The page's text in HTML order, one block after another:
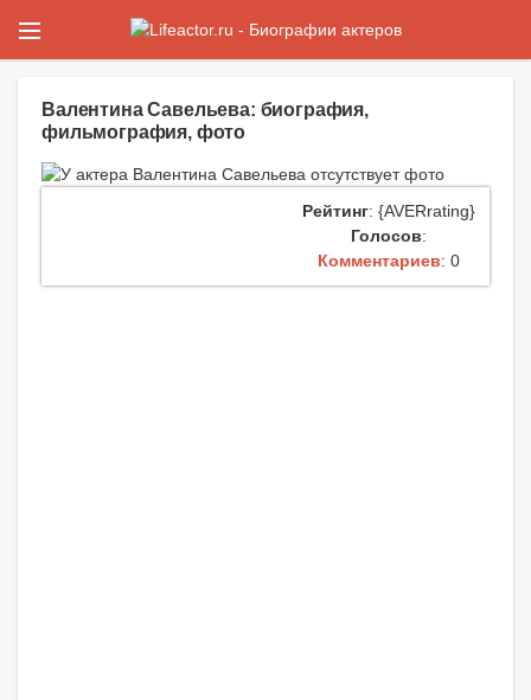
Валентина Савельева: биография,
фильмография, фото
Рейтинг: {AVERrating}
Голосов:
Комментариев: 0